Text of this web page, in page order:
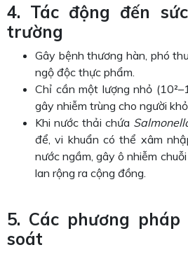
4. Tác động đến
trường
Gây bệnh thương hàn, phó
ngộ độc thực phẩm.
Chỉ cần một lượng nhỏ
gây nhiễm trùng cho người
Khi nước thải chứa
để, vi khuẩn có thể xâm
nước ngầm, gây ô nhiễm
lan rộng ra cộng đồng.
5. Các phương
soát